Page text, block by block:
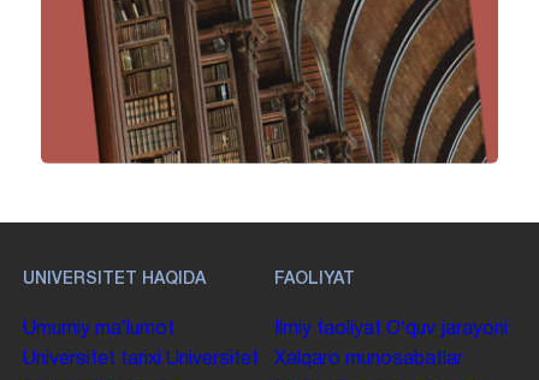
UNIVERSITET HAQIDA
Umumiy maʼlumot
Universitet tarixi Universitet
FAOLIYAT
Ilmiy faoliyat Oʻquv jarayoni
Xalqaro munosabatlar